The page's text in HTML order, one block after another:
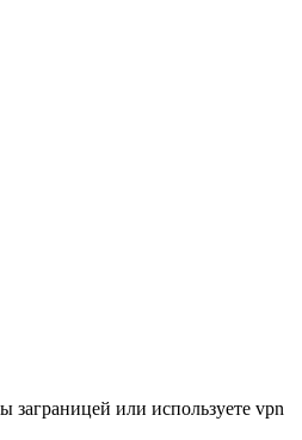
или используете vpn